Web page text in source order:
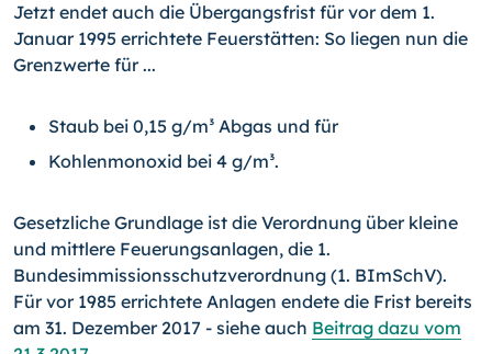
Jetzt endet auch die Übergangsfrist für vor dem 1.
Januar 1995 errichtete Feuerstätten: So liegen nun die
Grenzwerte für ...
Staub bei 0,15 g/m³ Abgas und für
Kohlenmonoxid bei 4 g/m³.
Gesetzliche Grundlage ist die Verordnung über kleine
und mittlere Feuerungsanlagen, die 1.
Bundesimmissionsschutzverordnung (1. BImSchV).
Für vor 1985 errichtete Anlagen endete die Frist bereits
am 31. Dezember 2017 - siehe auch Beitrag dazu vom